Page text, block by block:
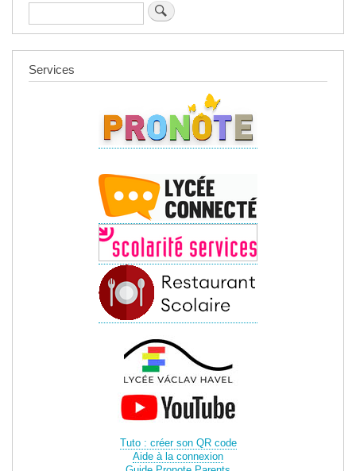
Rechercher
Services
Tuto : créer son QR code
Aide à la connexion